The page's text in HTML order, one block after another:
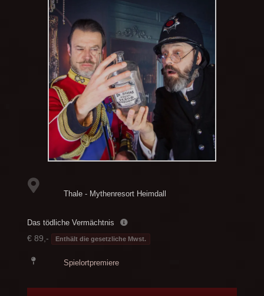
Thale - Mythenresort Heimdall
Das tödliche Vermächtnis
€ 89,- Enthält die gesetzliche Mwst.
Spielortpremiere